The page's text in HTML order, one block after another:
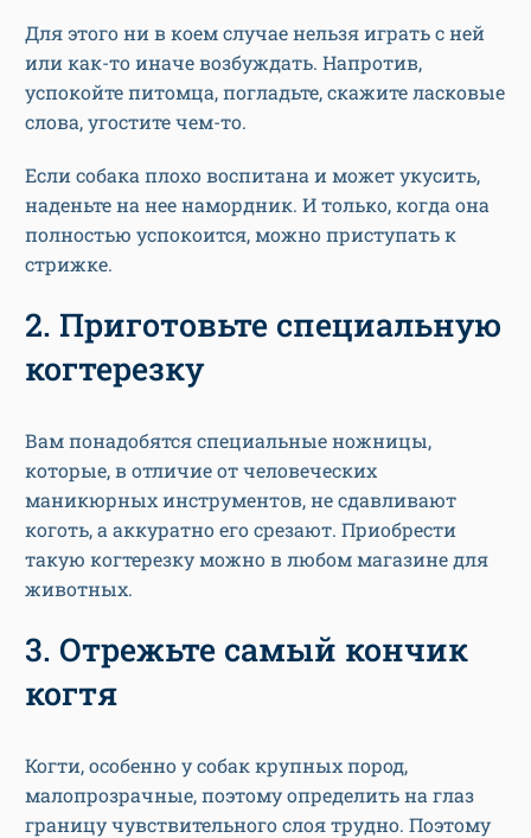
Для этого ни в коем случае нельзя играть с ней
или как-то иначе возбуждать. Напротив,
успокойте питомца, погладьте, скажите ласковые
слова, угостите чем-то.
Если собака плохо воспитана и может укусить,
наденьте на нее намордник. И только, когда она
полностью успокоится, можно приступать к
стрижке.
2. Приготовьте специальную
когтерезку
Вам понадобятся специальные ножницы,
которые, в отличие от человеческих
маникюрных инструментов, не сдавливают
коготь, а аккуратно его срезают. Приобрести
такую когтерезку можно в любом магазине для
животных.
3. Отрежьте самый кончик
когтя
Когти, особенно у собак крупных пород,
малопрозрачные, поэтому определить на глаз
границу чувствительного слоя трудно. Поэтому